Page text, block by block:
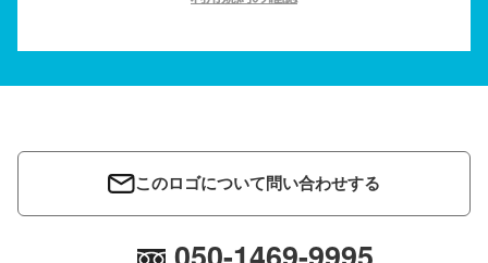
このロゴについて問い合わせする